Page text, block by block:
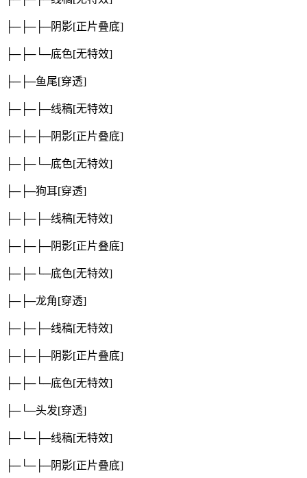
├─├─├─阴影[正片叠底]
├─├─└─底色[无特效]
├─├─鱼尾[穿透]
├─├─├─线稿[无特效]
├─├─├─阴影[正片叠底]
├─├─└─底色[无特效]
├─├─狗耳[穿透]
├─├─├─线稿[无特效]
├─├─├─阴影[正片叠底]
├─├─└─底色[无特效]
├─├─龙角 [穿透]
├─├─├─线稿[无特效]
├─├─├─阴影[正片叠底]
├─├─└─底色[无特效]
├─└─头发[穿透]
├─└─├─线稿[无特效]
├─└─├─阴影[正片叠底]